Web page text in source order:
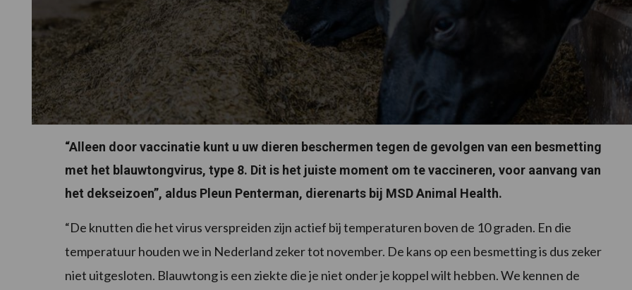
“Alleen door vaccinatie kunt u uw dieren beschermen tegen de gevolgen van een besmetting
met het blauwtongvirus, type 8. Dit is het juiste moment om te vaccineren, voor aanvang van
het dekseizoen”, aldus Pleun Penterman, dierenarts bij MSD Animal Health.
“De knutten die het virus verspreiden zijn actief bij temperaturen boven de 10 graden. En die
temperatuur houden we in Nederland zeker tot november. De kans op een besmetting is dus zeker
niet uitgesloten. Blauwtong is een ziekte die je niet onder je koppel wilt hebben. We kennen de